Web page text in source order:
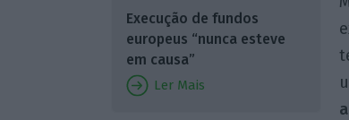
Execução de fundos
europeus “nunca esteve
em causa”
Ler Mais